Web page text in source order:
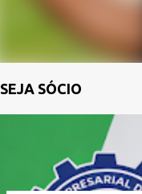
SEJA SÓCIO